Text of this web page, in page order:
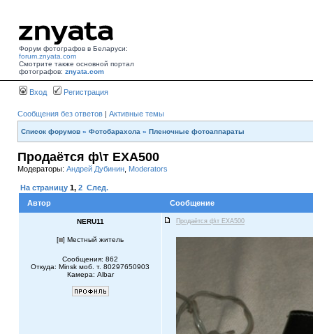
Форум фотографов в Беларуси:
forum.znyata.com
Смотрите также основной портал
фотографов: znyata.com
Вход Регистрация
Сообщения без ответов | Активные темы
Список форумов » Фотобарахола » Пленочные фотоаппараты
Продаётся ф\т EXA500
Модераторы: Андрей Дубинин Moderators
На страницу 1, 2 След.
Автор
Сообщение
NERU11 Продаётся ф\т EXA500
[ ] Местный житель
Сообщения: 862
Откуда: Minsk моб. т. 80297650903
Камера: Albar